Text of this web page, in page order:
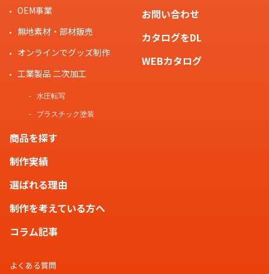
OEM事業
無地素材・部材販売
オンラインでグッズ制作
工業製品 二次加工
水圧転写
プラスチック塗装
商品を探す
制作実績
選ばれる理由
制作を考えている方へ
コラム記事
お問い合わせ
カタログをDL
WEBカタログ
よくある質問